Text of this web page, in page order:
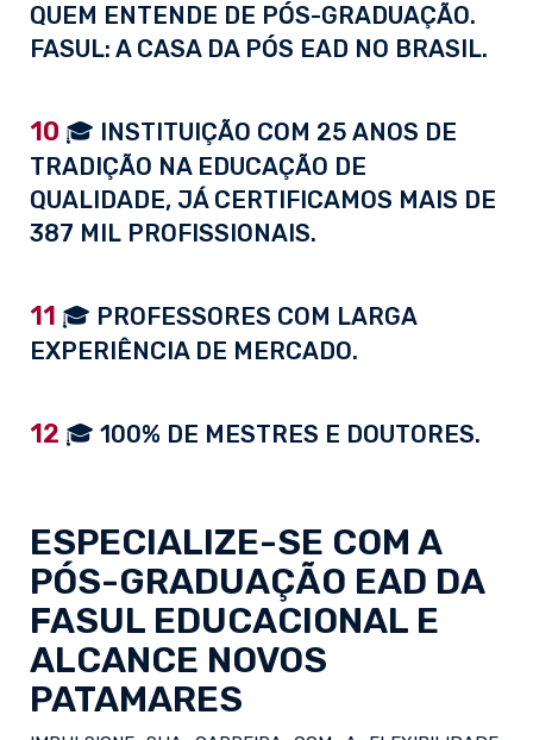
QUEM ENTENDE DE PÓS-GRADUAÇÃO.
FASUL: A CASA DA PÓS EAD NO BRASIL.
10 🎓 INSTITUIÇÃO COM 25 ANOS DE
TRADIÇÃO NA EDUCAÇÃO DE
QUALIDADE, JÁ CERTIFICAMOS MAIS DE
387 MIL PROFISSIONAIS.
11 🎓 PROFESSORES COM LARGA
EXPERIÊNCIA DE MERCADO.
12 🎓 100% DE MESTRES E DOUTORES.
ESPECIALIZE-SE COM A
PÓS-GRADUAÇÃO EAD DA
FASUL EDUCACIONAL E
ALCANCE NOVOS
PATAMARES